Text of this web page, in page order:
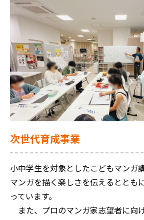
次世代育成事業
小中学生を対象としたこどもマンガ
マンガを描く楽しさを伝えるととも
っています。
また、プロのマンガ家志望者に向